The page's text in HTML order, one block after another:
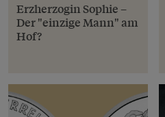
Erzherzogin Sophie –
Der "einzige Mann" am
Hof?